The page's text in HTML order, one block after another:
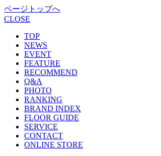
ページトップへ
CLOSE
TOP
NEWS
EVENT
FEATURE
RECOMMEND
Q&A
PHOTO
RANKING
BRAND INDEX
FLOOR GUIDE
SERVICE
CONTACT
ONLINE STORE